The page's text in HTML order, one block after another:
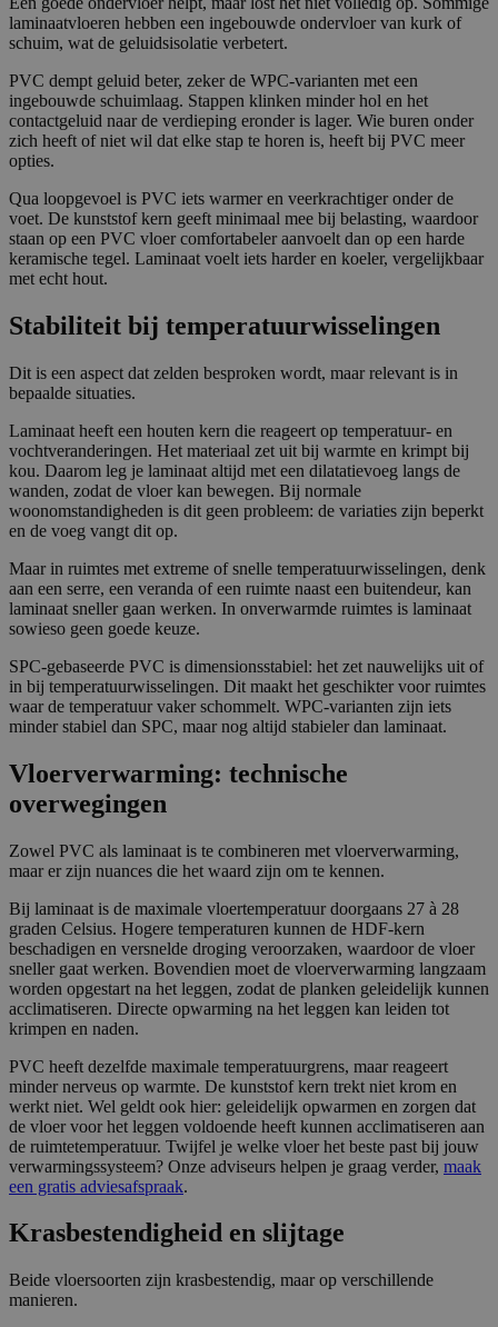
laminaatvloeren hebben een ingebouwde ondervloer van kurk of
schuim, wat de geluidsisolatie verbetert.
PVC dempt geluid beter, zeker de WPC-varianten met een
ingebouwde schuimlaag. Stappen klinken minder hol en het
contactgeluid naar de verdieping eronder is lager. Wie buren onder
zich heeft of niet wil dat elke stap te horen is, heeft bij PVC meer
opties.
Qua loopgevoel is PVC iets warmer en veerkrachtiger onder de
voet. De kunststof kern geeft minimaal mee bij belasting, waardoor
staan op een PVC vloer comfortabeler aanvoelt dan op een harde
keramische tegel. Laminaat voelt iets harder en koeler, vergelijkbaar
met echt hout.
Stabiliteit bij temperatuurwisselingen
Dit is een aspect dat zelden besproken wordt, maar relevant is in
bepaalde situaties.
Laminaat heeft een houten kern die reageert op temperatuur- en
vochtveranderingen. Het materiaal zet uit bij warmte en krimpt bij
kou. Daarom leg je laminaat altijd met een dilatatievoeg langs de
wanden, zodat de vloer kan bewegen. Bij normale
woonomstandigheden is dit geen probleem: de variaties zijn beperkt
en de voeg vangt dit op.
Maar in ruimtes met extreme of snelle temperatuurwisselingen, denk
aan een serre, een veranda of een ruimte naast een buitendeur, kan
laminaat sneller gaan werken. In onverwarmde ruimtes is laminaat
sowieso geen goede keuze.
SPC-gebaseerde PVC is dimensionsstabiel: het zet nauwelijks uit of
in bij temperatuurwisselingen. Dit maakt het geschikter voor ruimtes
waar de temperatuur vaker schommelt. WPC-varianten zijn iets
minder stabiel dan SPC, maar nog altijd stabieler dan laminaat.
Vloerverwarming: technische
overwegingen
Zowel PVC als laminaat is te combineren met vloerverwarming,
maar er zijn nuances die het waard zijn om te kennen.
Bij laminaat is de maximale vloertemperatuur doorgaans 27 à 28
graden Celsius. Hogere temperaturen kunnen de HDF-kern
beschadigen en versnelde droging veroorzaken, waardoor de vloer
sneller gaat werken. Bovendien moet de vloerverwarming langzaam
worden opgestart na het leggen, zodat de planken geleidelijk kunnen
acclimatiseren. Directe opwarming na het leggen kan leiden tot
krimpen en naden.
PVC heeft dezelfde maximale temperatuurgrens, maar reageert
minder nerveus op warmte. De kunststof kern trekt niet krom en
werkt niet. Wel geldt ook hier: geleidelijk opwarmen en zorgen dat
de vloer voor het leggen voldoende heeft kunnen acclimatiseren aan
de ruimtetemperatuur. Twijfel je welke vloer het beste past bij jouw
verwarmingssysteem? Onze adviseurs helpen je graag verder, maak
een gratis adviesafspraak.
Krasbestendigheid en slijtage
Beide vloersoorten zijn krasbestendig, maar op verschillende
manieren.
r
o
k
a.
gegenereerd nummer, hoe het wordt
gebruikt, kan specifiek zijn voor de site,
maar een goed voorbeeld is het
behouden van een ingelogde status voor
Naam
n
bi
e
d
D
m
ei
V
e
r
v
t
_ga_1MYZWG0NGD
ar
k
a.
nl
1
ja
ar
1
m
a
Deze cookie wordt gebruikt door
Google Analytics om de sessiestatus
te behouden.
_ga
G
o
gl
L
L
C
.j
ar
a.
nl
1
ja
a
a
d
Deze cookienaam is gekoppeld aan
Google Universal Analytics - wat
cookie wordt gebruikt om unieke
gebruikers te onderscheiden door
een willekeurig gegenereerd
nummer toe te wijzen als klant-ID.
Het is opgenomen in elk
campagnegegevens te berekenen
ar
o
nl
ja
ar
a
a
n
d
Google Analytics om de sessiestatus
te behouden.
A
a
n
bi
m
V
r
d
a
u
_gcl_au
G
o
o
gl
e
L
.j
ar
o
a.
3
m
a
a
n
Deze cookie wordt ingesteld door
Doubleclick en voert informatie uit over hoe
de eindgebruiker de website gebruikt en over
eventuele advertenties die de eindgebruiker
heeft gezien voordat hij de genoemde website
_fbp
M
a
Pl
r
In
ar
o
nl
3
m
a
a
d
Gebruikt door Facebook om een reeks
advertentieproducten te leveren, zoals
realtime bieden van externe adverteerders
IDE
G
gl
e
.d
o
u
bl
ec
li
c
k.
n
1
ja
ar
1
m
d
Deze cookie wordt ingesteld door
Doubleclick en voert informatie uit over hoe
de eindgebruiker de website gebruikt en over
eventuele advertenties die de eindgebruiker
heeft gezien voordat hij de genoemde website
er
ar
Registreert een unieke ID die de gebruiker
gerichte advertenties.
Aanbieder /
Vervaldatu
Omschrijv
pbid jaroka.nl 6 maanden
last_pysTrafficSource jaroka.nl 7 dagen
last_pys_landing_page jaroka.nl 7 dagen
maand
pys_first_visit
ar_debug .pinterest.com 1 jaar
pys_session_limit jaroka.nl 1 uur
pys_start_session jaroka.nl Sessie
pys_landing_page jaroka.nl